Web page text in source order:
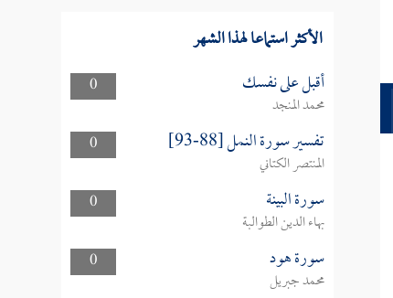
الأكثر استماعا لهذا الشهر
0 أقبل على نفسك
محمد المنجد
0
تفسير سورة النمل [88-93]
المنتصر الكتاني
0
سورة البينة
بهاء الدين الطوالبة
0
سورة هود
محمد جبريل